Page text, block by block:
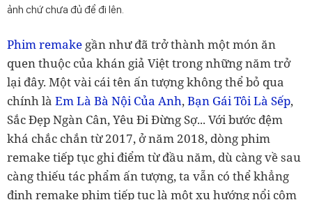
ảnh chứ chưa đủ để đi lên.
Phim remake gần như đã trở thành một món ăn
quen thuộc của khán giả Việt trong những năm trở
lại đây. Một vài cái tên ấn tượng không thể bỏ qua
chính là Em Là Bà Nội Của Anh,Bạn Gái Tôi Là Sếp,
Sắc Đẹp Ngàn Cân, Yêu Đi Đừng Sợ... Với bước đệm
khá chắc chắn từ 2017, ở năm 2018, dòng phim
remake tiếp tục ghi điểm từ đầu năm, dù càng về sau
càng thiếu tác phẩm ấn tượng, ta vẫn có thể khẳng
định remake phim tiếp tục là một xu hướng nổi cộm